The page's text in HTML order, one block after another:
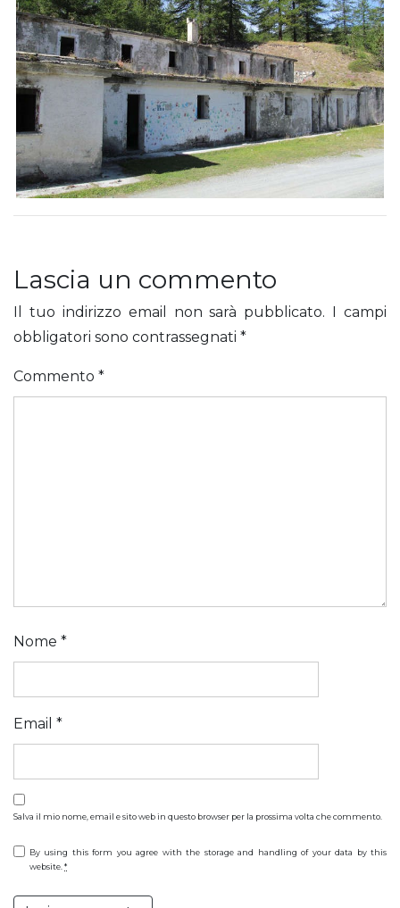
Lascia un commento
Il tuo indirizzo email non sarà pubblicato. I campi
obbligatori sono contrassegnati *
Commento *
Nome *
Email *
Salva il mio nome, email e sito web in questo browser per la prossima volta che commento.
By using this form you agree with the storage and handling of your data by this
website. *